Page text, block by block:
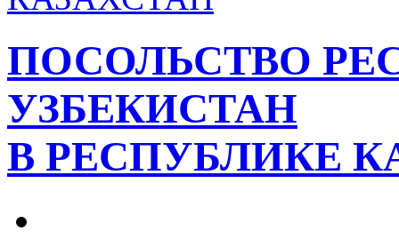
ПОСОЛЬСТВО
УЗБЕКИСТАН
В РЕСПУБЛИКЕ